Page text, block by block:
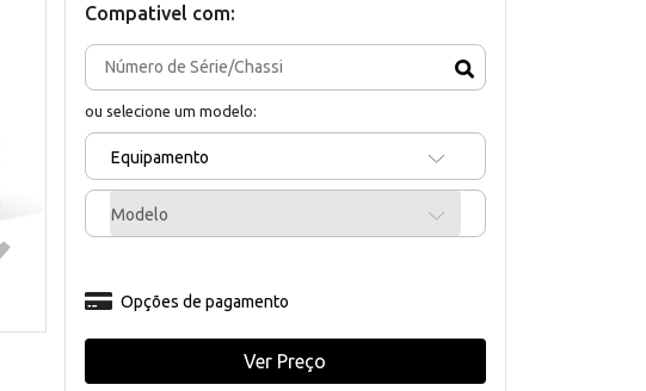
Compativel com:
ou selecione um modelo:
Equipamento
Modelo
Opções de pagamento
Ver Preço